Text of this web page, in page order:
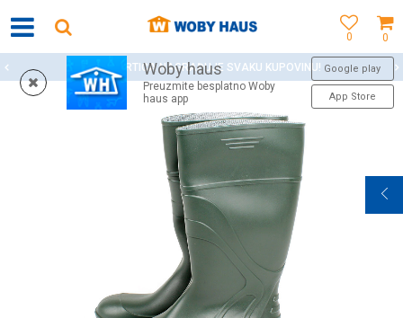
0
0
Woby haus
Preuzmite besplatno Woby
haus app
Google play
App Store
WOBY KARTICA NAGRAĐUJE SVAKU KUPOVINU!